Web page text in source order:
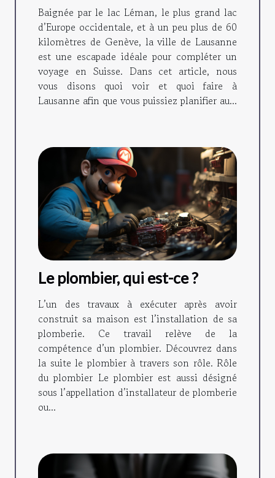
Baignée par le lac Léman, le plus grand lac
d’Europe occidentale, et à un peu plus de 60
kilomètres de Genève, la ville de Lausanne
est une escapade idéale pour compléter un
voyage en Suisse. Dans cet article, nous
vous disons quoi voir et quoi faire à
Lausanne afin que vous puissiez planifier au...
Le plombier, qui est-ce ?
L’un des travaux à exécuter après avoir
construit sa maison est l’installation de sa
plomberie. Ce travail relève de la
compétence d’un plombier. Découvrez dans
la suite le plombier à travers son rôle. Rôle
du plombier Le plombier est aussi désigné
sous l’appellation d’installateur de plomberie
ou...